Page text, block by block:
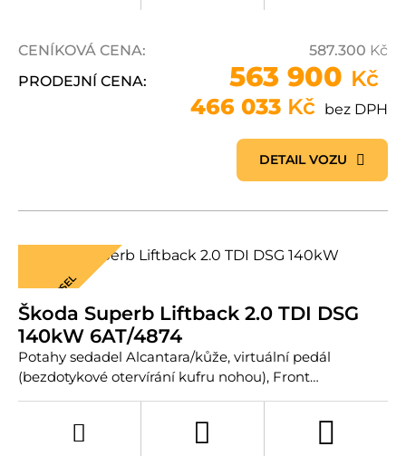
CENÍKOVÁ CENA: 587.300 Kč
PRODEJNÍ CENA:
563 900 Kč
466 033 Kč bez DPH
DETAIL VOZU
DIESEL
Škoda Superb Liftback 2.0 TDI DSG
140kW 6AT/4874
Potahy sedadel Alcantara/kůže, virtuální pedál
(bezdotykové otervírání kufru nohou), Front…